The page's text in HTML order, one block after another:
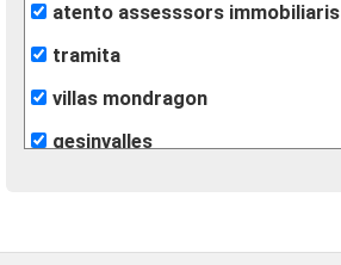
atento assesssors immobiliaris
tramita
villas mondragon
gesinvalles